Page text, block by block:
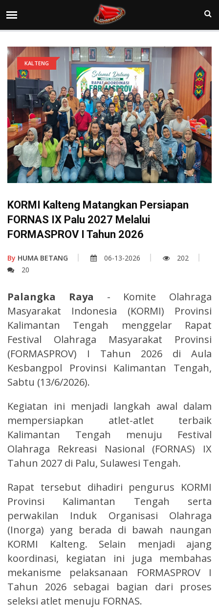
KALTENG
KORMI Kalteng Matangkan Persiapan
FORNAS IX Palu 2027 Melalui
FORMASPROV I Tahun 2026
By HUMA BETANG 06-13-2026
202
20
Palangka Raya - Komite Olahraga
Masyarakat Indonesia (KORMI) Provinsi
Kalimantan Tengah menggelar Rapat
Festival Olahraga Masyarakat Provinsi
(FORMASPROV) I Tahun 2026 di Aula
Kesbangpol Provinsi Kalimantan Tengah,
Sabtu (13/6/2026).
Kegiatan ini menjadi langkah awal dalam
mempersiapkan atlet-atlet terbaik
Kalimantan Tengah menuju Festival
Olahraga Rekreasi Nasional (FORNAS) IX
Tahun 2027 di Palu, Sulawesi Tengah.
Rapat tersebut dihadiri pengurus KORMI
Provinsi Kalimantan Tengah serta
perwakilan Induk Organisasi Olahraga
(Inorga) yang berada di bawah naungan
KORMI Kalteng. Selain menjadi ajang
koordinasi, kegiatan ini juga membahas
mekanisme pelaksanaan FORMASPROV I
Tahun 2026 sebagai bagian dari proses
seleksi atlet menuju FORNAS.